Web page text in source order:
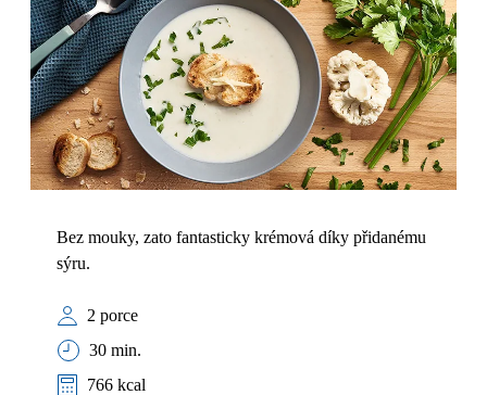
Bez mouky, zato fantasticky krémová díky přidanému
sýru.
2 porce
30 min.
766 kcal